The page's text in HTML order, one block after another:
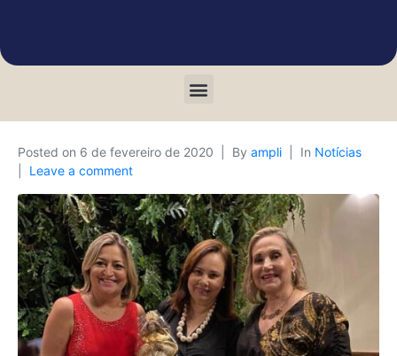
Posted on 6 de fevereiro de 2020 By ampli In Notícias
Leave a comment